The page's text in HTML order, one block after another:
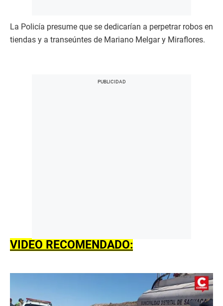
La Policía presume que se dedicarían a perpetrar robos en
tiendas y a transeúntes de Mariano Melgar y Miraflores.
VIDEO RECOMENDADO: